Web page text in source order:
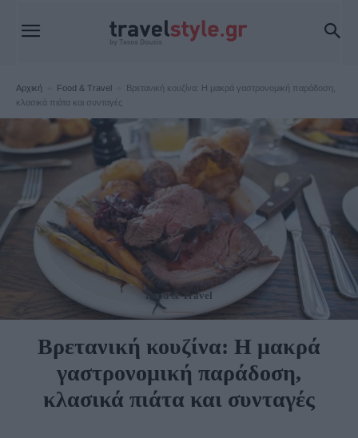
Αρχική Food & Travel
Βρετανική κουζίνα: Η μακρά γαστρονομική παράδοση,
κλασικά πιάτα και συνταγές
Food & Travel
Βρετανική κουζίνα: Η μακρά
γαστρονομική παράδοση,
κλασικά πιάτα και συνταγές